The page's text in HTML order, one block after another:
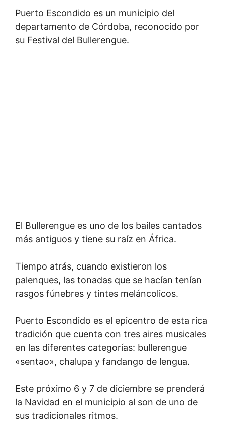
Puerto Escondido es un municipio del
departamento de Córdoba, reconocido por
su Festival del Bullerengue.
El Bullerengue es uno de los bailes cantados
más antiguos y tiene su raíz en África.
Tiempo atrás, cuando existieron los
palenques, las tonadas que se hacían tenían
rasgos fúnebres y tintes meláncolicos.
Puerto Escondido es el epicentro de esta rica
tradición que cuenta con tres aires musicales
en las diferentes categorías: bullerengue
«sentao», chalupa y fandango de lengua.
Este próximo 6 y 7 de diciembre se prenderá
la Navidad en el municipio al son de uno de
sus tradicionales ritmos.